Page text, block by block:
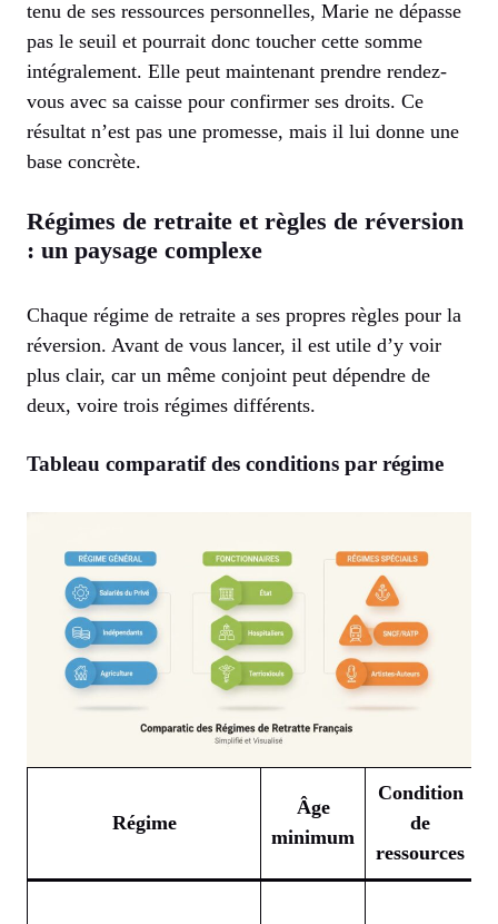
tenu de ses ressources personnelles, Marie ne dépasse
pas le seuil et pourrait donc toucher cette somme
intégralement. Elle peut maintenant prendre rendez-
vous avec sa caisse pour confirmer ses droits. Ce
résultat n’est pas une promesse, mais il lui donne une
base concrète.
Régimes de retraite et règles de réversion
: un paysage complexe
Chaque régime de retraite a ses propres règles pour la
réversion. Avant de vous lancer, il est utile d’y voir
plus clair, car un même conjoint peut dépendre de
deux, voire trois régimes différents.
Tableau comparatif des conditions par régime
Régime
Âge
minimum
Condition
de
ressources